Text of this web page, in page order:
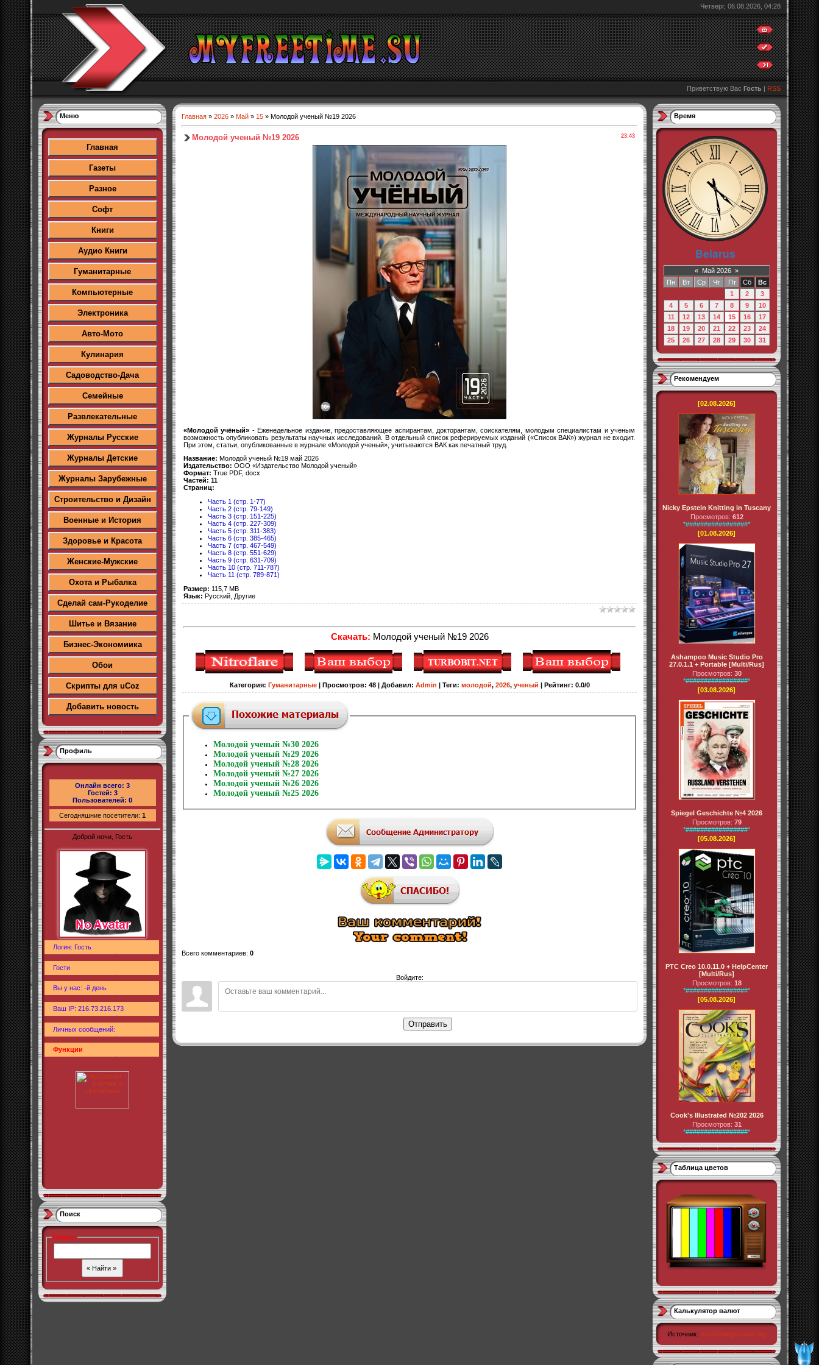
Четверг, 06.08.2026, 04:28
Приветствую Вас Гость | RSS
Меню
Главная
Газеты
Разное
Софт
Книги
Аудио Книги
Гуманитарные
Компьютерные
Электроника
Авто-Мото
Кулинария
Садоводство-Дача
Семейные
Развлекательные
Журналы Русские
Журналы Детские
Журналы Зарубежные
Строительство и Дизайн
Военные и История
Здоровье и Красота
Женские-Мужские
Охота и Рыбалка
Сделай сам-Рукоделие
Шитье и Вязание
Бизнес-Экономиика
Обои
Скрипты для uCoz
Добавить новость
Профиль
Онлайн всего: 3
Гостей: 3
Пользователей: 0
Сегодняшние посетители: 1
Доброй ночи, Гость
Логин: Гость
Гости
Вы у нас: -й день
Ваш IP: 216.73.216.173
Личных сообщений:
Функции
Поиск
Поиск:
Главная » 2026 » Май » 15 » Молодой ученый №19 2026
23:43
Молодой ученый №19 2026
«Молодой учёный» - Еженедельное издание, предоставляющее аспирантам, докторантам, соискателям, молодым специалистам и ученым
возможность опубликовать результаты научных исследований. В отдельный список реферируемых изданий («Список ВАК») журнал не входит.
При этом, статьи, опубликованные в журнале «Молодой ученый», учитываются ВАК как печатный труд.
Название: Молодой ученый №19 май 2026
Издательство: ООО «Издательство Молодой ученый»
Формат: True PDF, docx
Частей: 11
Страниц:
Часть 1 (стр. 1-77)
Часть 2 (стр. 79-149)
Часть 3 (стр. 151-225)
Часть 4 (стр. 227-309)
Часть 5 (стр. 311-383)
Часть 6 (стр. 385-465)
Часть 7 (стр. 467-549)
Часть 8 (стр. 551-629)
Часть 9 (стр. 631-709)
Часть 10 (стр. 711-787)
Часть 11 (стр. 789-871)
Размер: 115,7 MB
Язык: Русский, Другие
Скачать: Молодой ученый №19 2026
Категория: Гуманитарные| Просмотров: 48| Добавил: Admin Теги: молодой, 2026, ученый Рейтинг: 0.0/0
Молодой ученый №30 2026
Молодой ученый №29 2026
Молодой ученый №28 2026
Молодой ученый №27 2026
Молодой ученый №26 2026
Молодой ученый №25 2026
Всего комментариев: 0
Войдите:
Отправить
Время
« Май 2026 »
Пн
Вт Ср Чт Пт Сб
Вс
1
2
3
4
5 6 7 8 9
10
11
12 13 14 15 16
17
18
19 20 21 22 23
24
25
26 27 28 29 30 31
Рекомендуем
[02.08.2026]
Nicky Epstein Knitting in Tuscany
Просмотров: 612
*#################*
[01.08.2026]
Ashampoo Music Studio Pro
27.0.1.1 + Portable [Multi/Rus]
Просмотров: 30
*#################*
[03.08.2026]
Spiegel Geschichte №4 2026
Просмотров: 79
*#################*
[05.08.2026]
PTC Creo 10.0.11.0 + HelpCenter
[Multi/Rus]
Просмотров: 18
*#################*
[05.08.2026]
Cook's Illustrated №202 2026
Просмотров: 31
*#################*
Таблица цветов
Калькулятор валют
Источник: ru.exchange-rates.org